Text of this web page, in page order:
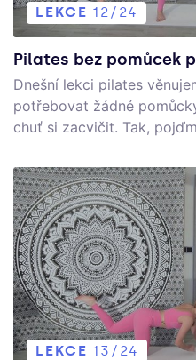
LEKCE 12/24
Pilates bez pomůcek
Dnešní lekci pilates
potřebovat žádné
chuť si zacvičit. Tak,
LEKCE 13/24